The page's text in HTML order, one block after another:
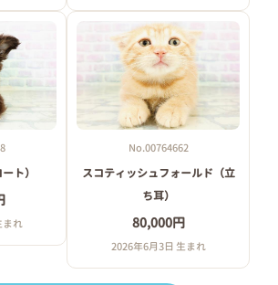
ト）
まれ
No.00764662
スコティッシュフォールド（立
ち耳）
80,000円
2026年6月3日 生まれ